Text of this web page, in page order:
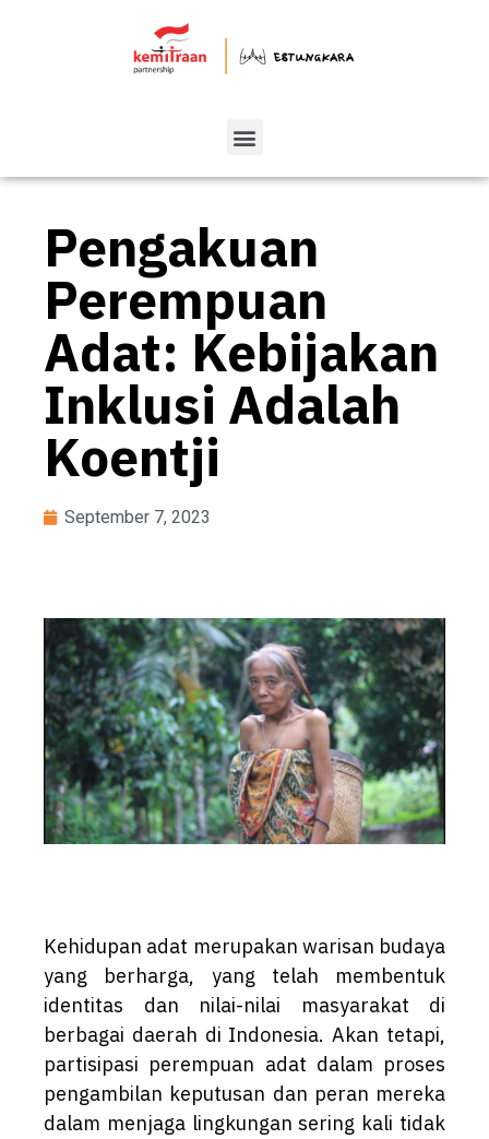
Pengakuan
Perempuan
Adat: Kebijakan
Inklusi Adalah
Koentji
September 7, 2023
Kehidupan adat merupakan warisan budaya
yang berharga, yang telah membentuk
identitas dan nilai-nilai masyarakat di
berbagai daerah di Indonesia. Akan tetapi,
partisipasi perempuan adat dalam proses
pengambilan keputusan dan peran mereka
dalam menjaga lingkungan sering kali tidak